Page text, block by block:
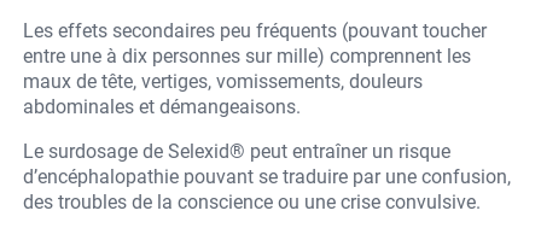
Les effets secondaires peu fréquents (pouvant toucher
entre une à dix personnes sur mille) comprennent les
maux de tête, vertiges, vomissements, douleurs
abdominales et démangeaisons.
Le surdosage de Selexid® peut entraîner un risque
d’encéphalopathie pouvant se traduire par une confusion,
des troubles de la conscience ou une crise convulsive.